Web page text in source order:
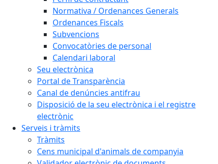
Normativa / Ordenances Generals
Ordenances Fiscals
Subvencions
Convocatòries de personal
Calendari laboral
Seu electrònica
Portal de Transparència
Canal de denúncies antifrau
Disposició de la seu electrònica i el registre
electrònic
Serveis i tràmits
Tràmits
Cens municipal d'animals de companyia